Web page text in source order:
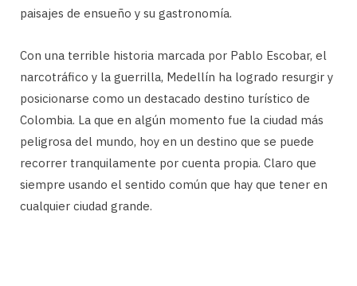
paisajes de ensueño y su gastronomía.
Con una terrible historia marcada por Pablo Escobar, el
narcotráfico y la guerrilla, Medellín ha logrado resurgir y
posicionarse como un destacado destino turístico de
Colombia. La que en algún momento fue la ciudad más
peligrosa del mundo, hoy en un destino que se puede
recorrer tranquilamente por cuenta propia. Claro que
siempre usando el sentido común que hay que tener en
cualquier ciudad grande.